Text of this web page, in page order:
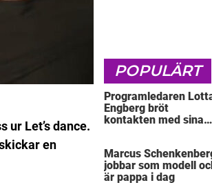
Let’s dance.
en
POPULÄRT
Programledaren
Engberg bröt
kontakten med sina
Marcus
jobbar som modell
är pappa i dag